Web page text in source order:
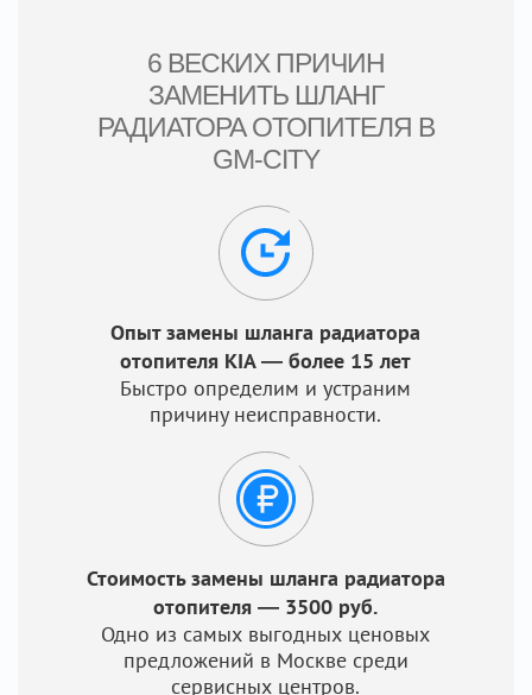
6 ВЕСКИХ ПРИЧИН
ЗАМЕНИТЬ ШЛАНГ
РАДИАТОРА ОТОПИТЕЛЯ В
GM-CITY
Опыт замены шланга радиатора
отопителя KIA — более 15 лет
Быстро определим и устраним
причину неисправности.
Стоимость замены шланга радиатора
отопителя — 3500 руб.
Одно из самых выгодных ценовых
предложений в Москве среди
сервисных центров.